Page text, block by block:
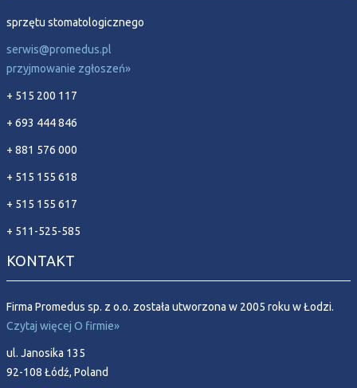
sprzętu stomatologicznego
serwis@promedus.pl
przyjmowanie zgłoszeń»
+ 515 200 117
+ 693 444 846
+ 881 576 000
+ 515 155 618
+ 515 155 617
+ 511-525-585
KONTAKT
Firma Promedus sp. z o.o. została utworzona w 2005 roku w Łodzi.
Czytaj więcej O firmie»
ul. Janosika 135
92-108 Łódź, Poland